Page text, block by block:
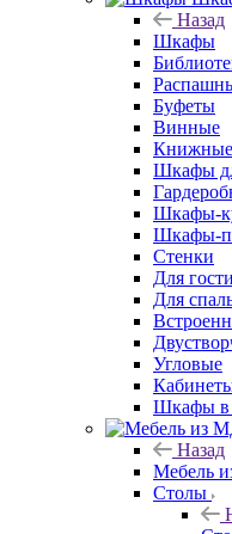
Назад
Шкафы
Буфеты
Винные
Шкафы
Шкафы-
Шкафы-
Стенки
Для
Для
Угловые
Шкафы в
Назад
Мебель
Столы